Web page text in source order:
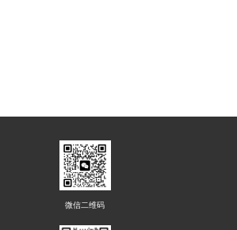
微信二维码